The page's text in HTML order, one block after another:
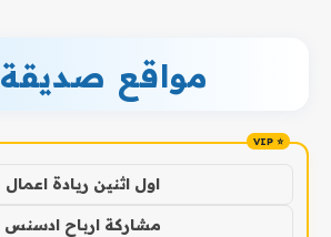
مواقع صديقة
اول اثنين ريادة اعمال
مشاركة ارباح ادسنس